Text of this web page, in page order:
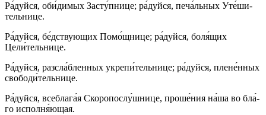
Ра́­дуй­ся, оби́­ди­мых За­сту́п­ни­це; ра́­дуй­ся, пе­ча́ль­ных Уте́­ши­
тель­ни­це.
Ра́­дуй­ся, бе́дствующих По­мо́щ­ни­це; ра́­дуй­ся, бо­ля́­щих
Цели́тельнице.
Ра́­дуй­ся, разсла́бленных укрепи́тельнице; ра́­дуй­ся, плене́нных
свободи́тельнице.
Ра́­дуй­ся, всеблага́я Скоропослу́шнице, про­ше́­ния на́­ша во бла́­
го исполня́ющая.